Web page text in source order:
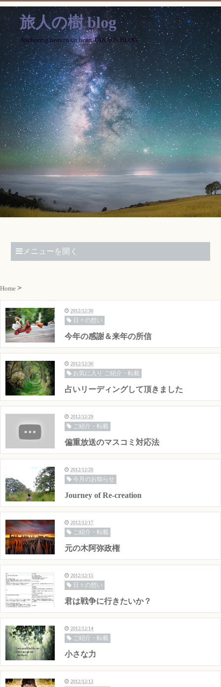
旅人の樹 blog
Anchoring heaven on heart TAKAO's BLOG
メニューを開く
Home
2012/12/30
日々の想い
今年の感謝＆来年の所信
2012/12/30
お気に入り ご紹介・転載
占いリーディングして頂きました
2012/12/29
ご紹介・転載
偏重放送のマスコミ対応法
2012/12/20
今月のお知らせ
Journey of Re-creation
2012/12/17
ご紹介・転載
元の木阿弥政権
2012/12/15
日々の想い
君は戦争に行きたいか？
2012/12/14
ご紹介・転載
小さな力
2012/12/13